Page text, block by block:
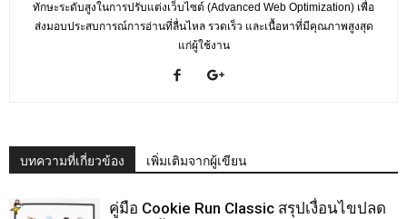
ทักษะระดับสูงในการปรับแต่งเว็บไซต์ (Advanced Web Optimization) เพื่อ
ส่งมอบประสบการณ์การอ่านที่ลื่นไหล รวดเร็ว และเนื้อหาที่มีคุณภาพสูงสุด
แก่ผู้ใช้งาน
บทความที่เกี่ยวข้อง เพิ่มเติมจากผู้เขียน
คู่มือ Cookie Run Classic สรุปเงื่อนไขปลด